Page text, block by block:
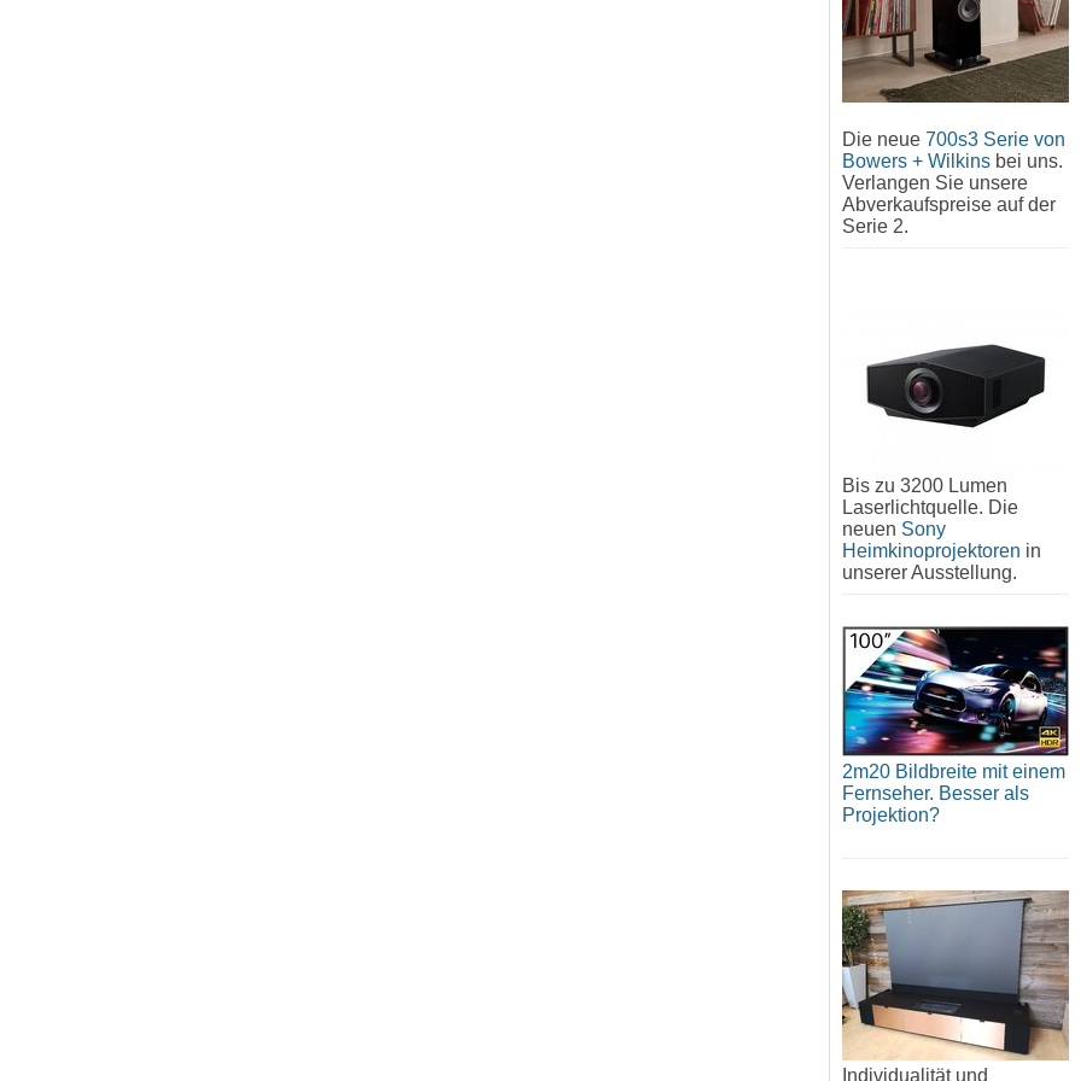
Die neue 700s3 Serie von
Bowers + Wilkins bei uns.
Verlangen Sie unsere
Abverkaufspreise auf der
Serie 2.
Bis zu 3200 Lumen
Laserlichtquelle. Die
neuen Sony
Heimkinoprojektoren in
unserer Ausstellung.
2m20 Bildbreite mit einem
Fernseher. Besser als
Projektion?
Individualität und